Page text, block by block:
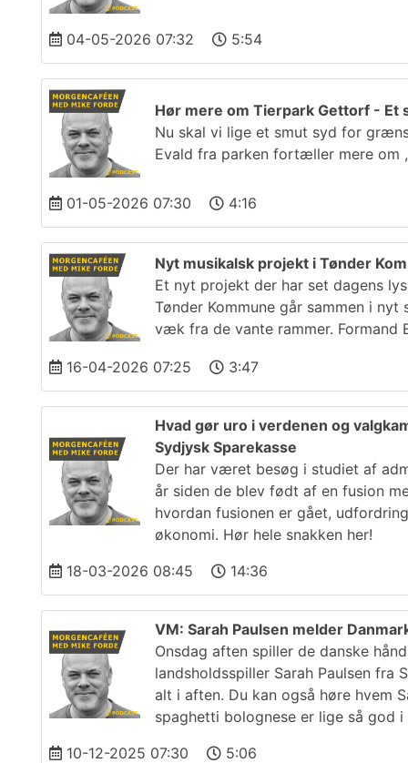
04-05-2026 07:32 5:54
Hør mere om Tierpark Gettorf - Et
Nu skal vi lige et smut syd for
Evald fra parken fortæller mere om
01-05-2026 07:30 4:16
Nyt musikalsk projekt i Tønder
Et nyt projekt der har set dagens
Tønder Kommune går sammen i
væk fra de vante rammer.
16-04-2026 07:25 3:47
Hvad gør uro i verdenen og
Sydjysk Sparekasse
Der har været besøg i studiet af
år siden de blev født af en fusion
hvordan fusionen er gået,
økonomi. Hør hele snakken her!
18-03-2026 08:45
14:36
VM: Sarah Paulsen melder
Onsdag aften spiller de danske
landsholdsspiller Sarah Paulsen
alt i aften. Du kan også høre hvem
spaghetti bolognese er lige så god i
10-12-2025 07:30
5:06